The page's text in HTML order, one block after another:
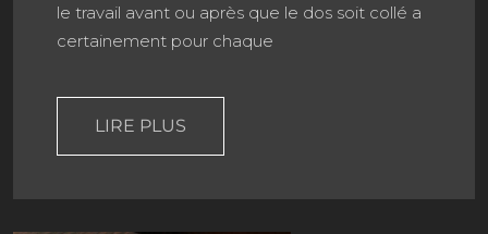
le travail avant ou après que le dos soit collé a
certainement pour chaque
LIRE PLUS